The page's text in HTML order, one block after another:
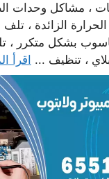
، مشاكل وحدات
الزائدة ،
بشكل متكرر ،
، تنظيف ... اقرأ